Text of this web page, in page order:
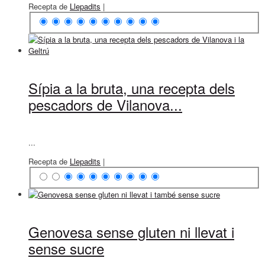
Recepta de Llepadits |
Sípia a la bruta, una recepta dels
pescadors de Vilanova...
...
Recepta de Llepadits |
Genovesa sense gluten ni llevat i
sense sucre